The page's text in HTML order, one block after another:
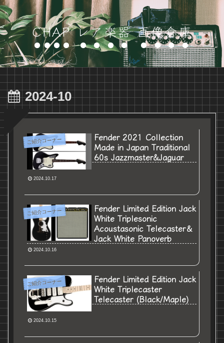
CHAP レア楽器 画像倉庫
2024-10
ご紹介コーナー
Fender 2021 Collection
Made in Japan Traditional
60s Jazzmaster&Jaguar
2024.10.17
ご紹介コーナー
Fender Limited Edition Jack
White Triplesonic
Acoustasonic Telecaster＆
Jack White Panoverb
2024.10.16
ご紹介コーナー
Fender Limited Edition Jack
White Triplecaster
Telecaster (Black/Maple)
2024.10.15